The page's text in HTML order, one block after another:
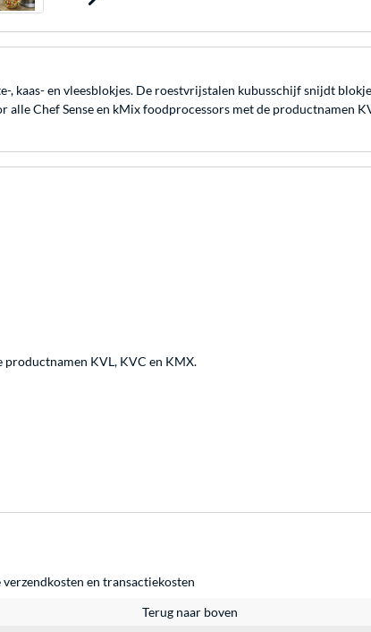
kaas- en vleesblokjes. De roestvrijstalen kubusschijf snijdt
Chef Sense en kMix foodprocessors met de productnamen
productnamen KVL, KVC en KMX.
verzendkosten en transactiekosten
Terug naar boven